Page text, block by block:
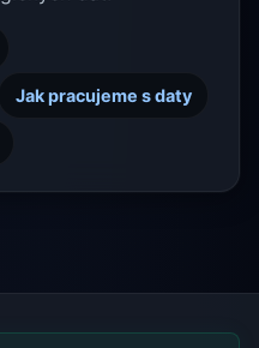
Jak pracujeme s daty